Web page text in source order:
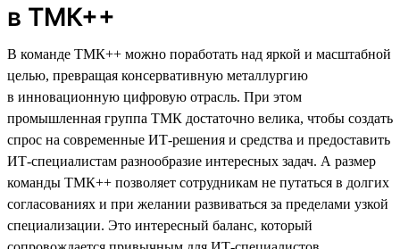
в ТМК++
В команде ТМК++ можно поработать над яркой и масштабной
целью, превращая консервативную металлургию
в инновационную цифровую отрасль. При этом
промышленная группа ТМК достаточно велика, чтобы создать
спрос на современные ИТ-решения и средства и предоставить
ИТ-специалистам разнообразие интересных задач. А размер
команды ТМК++ позволяет сотрудникам не путаться в долгих
согласованиях и при желании развиваться за пределами узкой
специализации. Это интересный баланс, который